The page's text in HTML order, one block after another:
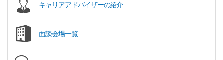
キャリアアドバイザーの紹介
面談会場一覧